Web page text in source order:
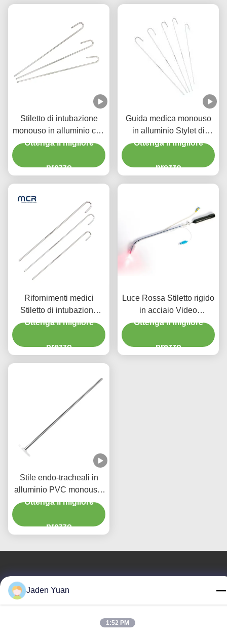
Stiletto di intubazione
monouso in alluminio con
manica in PVC per tubo
Ottenga il migliore
prezzo
Guida medica monouso
in alluminio Stylet di
intubazione per tubo
Ottenga il migliore
prezzo
Rifornimenti medici
Stiletto di intubazione
endotracheale Stiletto
Ottenga il migliore
prezzo
Luce Rossa Stiletto rigido
in acciaio Video
nasofaringoscopo con
attrezzature mediche
Ottenga il migliore
prezzo
Stile endo-tracheali in
alluminio PVC monouso,
stiletti per intubazione in
Ottenga il migliore
prezzo
Contattaci
MCREAT (GUANGZHOU) BIO-TECH
Jaden Yuan
1:52 PM